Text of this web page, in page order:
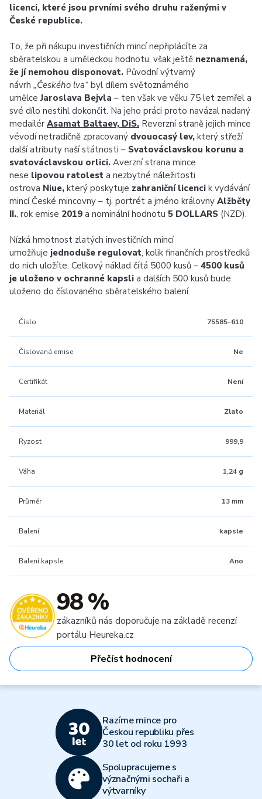
licenci, které jsou prvními svého druhu raženými v
České republice.
To, že při nákupu investičních mincí nepřiplácíte za
sběratelskou a uměleckou hodnotu, však ještě neznamená,
že jí nemohou disponovat. Původní výtvarný
návrh „Českého lva“ byl dílem světoznámého
umělceJaroslava Bejvla – ten však ve věku 75 let zemřel a
své dílo nestihl dokončit. Na jeho práci proto navázal nadaný
medailér Asamat Baltaev, DiS. Reverzní straně jejich mince
vévodí netradičně zpracovaný dvouocasý lev, který střeží
další atributy naší státnosti – Svatováclavskou korunu a
svatováclavskou orlici. Averzní strana mince
nese lipovou ratolest a nezbytné náležitosti
ostrova Niue, který poskytuje zahraniční licenci k vydávání
mincí České mincovny – tj. portrét a jméno královny Alžběty
II., rok emise 2019 a nominální hodnotu 5 DOLLARS (NZD).
Nízká hmotnost zlatých investičních mincí
umožňuje jednoduše regulovat, kolik finančních prostředků
do nich uložíte. Celkový náklad čítá 5000 kusů – 4500 kusů
je uloženo v ochranné kapsli a dalších 500 kusů bude
uloženo do číslovaného sběratelského balení.
Číslo 75585-610
Číslovaná emise Ne
Certifikát Není
Materiál Zlato
Ryzost 999,9
Váha 1,24 g
Průměr 13 mm
Balení kapsle
Balení kapsle Ano
98 %
zákazníků nás doporučuje na základě recenzí
portálu Heureka.cz
Přečíst hodnocení
Razíme mince pro
Českou republiku přes
30 let od roku 1993
Spolupracujeme s
význačnými sochaři a
výtvarníky